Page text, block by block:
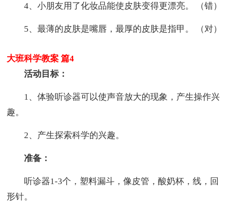
4、小朋友用了化妆品能使皮肤变得更漂亮。 （错）
5、最薄的皮肤是嘴唇，最厚的皮肤是指甲。 （对）
大班科学教案 篇4
活动目标：
1、体验听诊器可以使声音放大的现象，产生操作兴
趣。
2、产生探索科学的兴趣。
准备：
听诊器1-3个，塑料漏斗，像皮管，酸奶杯，线，回
形针。